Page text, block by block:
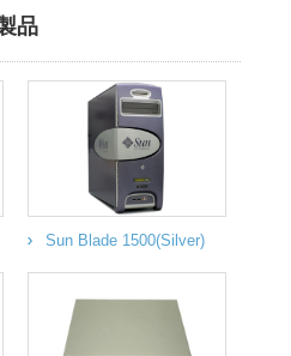
品
Sun Blade 1500(Silver)